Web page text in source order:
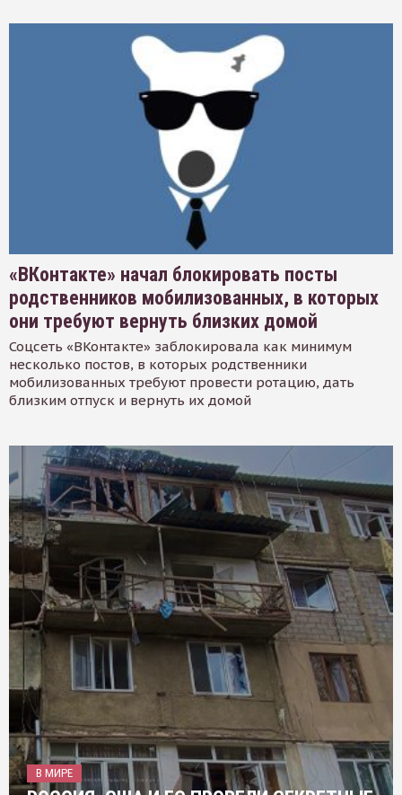
«ВКонтакте» начал блокировать посты
родственников мобилизованных, в которых
они требуют вернуть близких домой
Соцсеть «ВКонтакте» заблокировала как минимум
несколько постов, в которых родственники
мобилизованных требуют провести ротацию, дать
близким отпуск и вернуть их домой
В МИРЕ